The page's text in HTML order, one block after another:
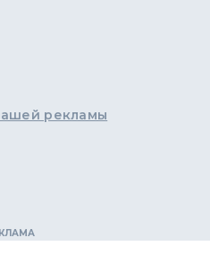
рекламы